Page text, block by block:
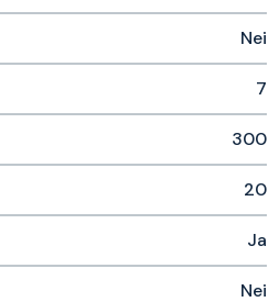
Nei
7
300
20
Ja
Nei